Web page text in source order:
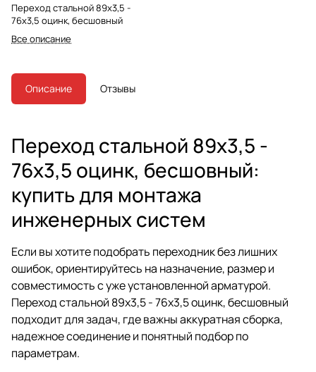
Переход стальной 89х3,5 -
76х3,5 оцинк, бесшовный
Все описание
Описание Отзывы
Переход стальной 89х3,5 -
76х3,5 оцинк, бесшовный:
купить для монтажа
инженерных систем
Если вы хотите подобрать переходник без лишних
ошибок, ориентируйтесь на назначение, размер и
совместимость с уже установленной арматурой.
Переход стальной 89х3,5 - 76х3,5 оцинк, бесшовный
подходит для задач, где важны аккуратная сборка,
надежное соединение и понятный подбор по
параметрам.